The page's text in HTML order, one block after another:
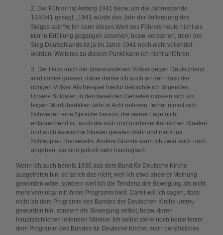
2. Der Führer hat Anfang 1941 bezw. um die Jahreswende
1940/41 gesagt, „1941 würde das Jahr der Vollendung des
Sieges sein“[8]. Ich kann dieses Wort des Führers heute nicht als
klar in Erfüllung gegangen ansehen, bezw. verstehen, denn der
Sieg Deutschlands ist ja im Jahre 1941 noch nicht vollendet
worden. Weiteres zu diesem Punkt kann ich nicht anführen.
3. Der Hass auch der überwundenen Völker gegen Deutschland
wird immer grösser, dabei denke ich auch an den Hass der
übrigen Völker. Als Beispiel hierfür betrachte ich folgendes:
Unsere Soldaten in den besetzten Gebieten müssen sich vor
feigen Mordüberfällen sehr in Acht nehmen, ferner nimmt sich
Schweden eine Sprache heraus, die seiner Lage nicht
entsprechend ist, auch die süd- und nordamerikanischen Staaten
und auch asiatische Staaten geraten mehr und mehr ins
Schlepptau Roosevelts. Andere Gründe kann ich zwar auch noch
angeben, sie sind jedoch sehr mannigfach.
Wenn ich auch bereits 1936 aus dem Bund für Deutsche Kirche
ausgetreten bin, so tat ich das nicht, weil ich etwa anderer Meinung
geworden wäre, sondern weil ich die Tendenz der Bewegung als nicht
mehr vereinbar mit ihrem Programm hielt. Damit will ich sagen, dass
nicht ich dem Programm des Bundes der Deutschen Kirche untreu
geworden bin, sondern die Bewegung selbst, bezw. deren
hauptsächlichen leitenden Männer. Ich selbst stehe noch heute hinter
dem Programm des Bundes für Deutsche Kirche, mein persönliches